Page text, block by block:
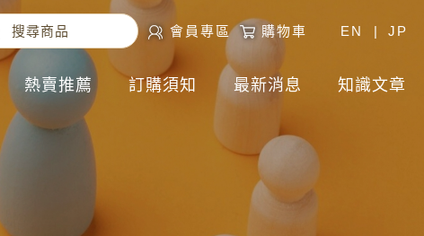
會員專區 購物車 EN | JP
熱賣推薦 訂購須知 最新消息 知識文章